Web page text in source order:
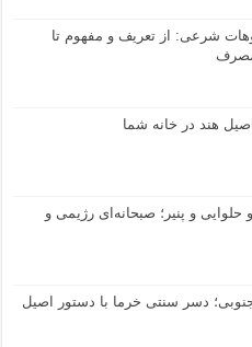
شرعی: از تعریف و مفهوم تا
مصرف
هند در خانه شما
حلوایی و پنیر؛ صبحانه‌ای رژیمی و
دسر سنتی خرما با دستور اصیل